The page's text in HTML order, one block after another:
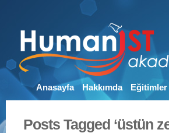
Anasayfa Hakkımda Eğitimler
Posts Tagged ‘üstün